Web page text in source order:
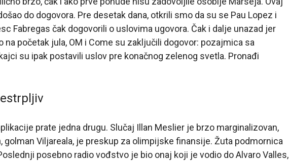
do dogovora. Pre desetak dana, otkrili smo da su se Pau Lopez i
Fabregas čak dogovorili o uslovima ugovora. Čak i dalje unazad jer
na početak jula, OM i Come su zaključili dogovor: pozajmica sa
su ipak postavili uslov pre konačnog zelenog svetla. Pronađi
prate jedna drugu. Slučaj Illan Meslier je brzo marginalizovan,
golman Viljareala, je preskup za olimpijske finansije. Žuta podmornica
posebno radio vođstvo je bio onaj koji je vodio do Alvaro Valles,